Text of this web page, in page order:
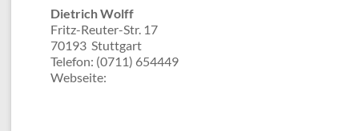
Dietrich Wolff
Fritz-Reuter-Str. 17
70193 Stuttgart
Telefon: (0711) 654449
Webseite: